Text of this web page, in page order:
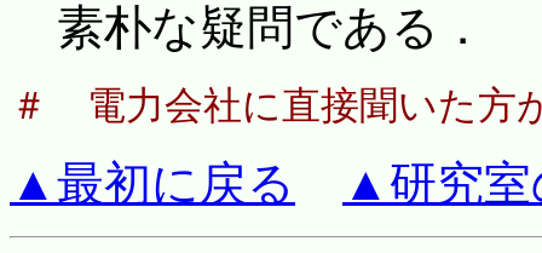
素朴な疑問である．
＃ 電力会社に直接聞いた方
▲最初に戻る
▲研究室